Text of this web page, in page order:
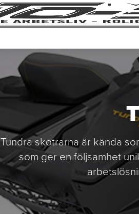
Tundra skotrarna är kända
som ger en följsamhet